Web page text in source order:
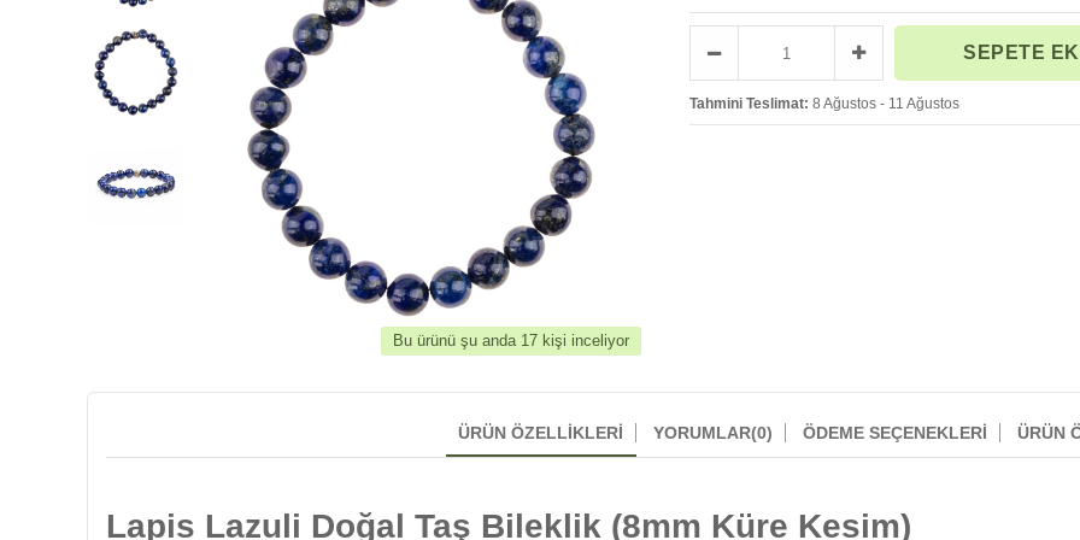
Bu ürünü şu anda 17 kişi inceliyor
Tahmini Teslimat: 8 Ağustos - 11 Ağustos
ÜRÜN ÖZELLIKLERI YORUMLAR(0) ÖDEME SEÇENEKLERI ÜRÜN
Lapis Lazuli Doğal Taş Bileklik (8mm Küre Kesim)